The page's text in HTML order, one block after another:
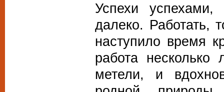
Успехи
далеко. Работать,
наступило время
работа
метели, и